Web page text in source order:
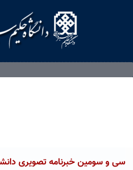
سی و سومین خبرنامه تصویری